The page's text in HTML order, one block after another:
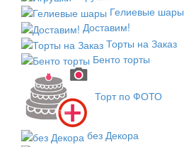
Гелиевые шары
Доставим!
Торты на Заказ
Бенто торты
Торт по ФОТО
без Декора